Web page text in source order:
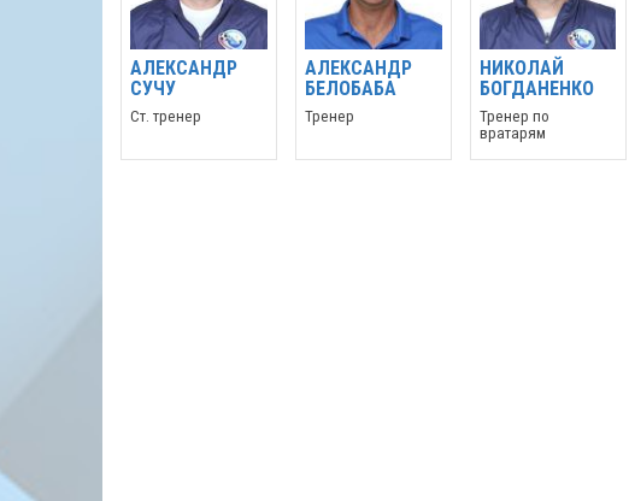
АЛЕКСАНДР
СУЧУ
Cт. тренер
АЛЕКСАНДР
БЕЛОБАБА
Тренер
НИКОЛАЙ
БОГДАНЕНКО
Тренер по
вратарям